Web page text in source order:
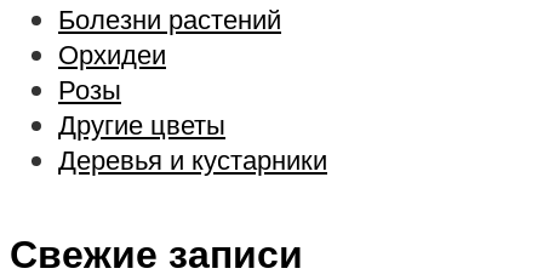
Болезни растений
Орхидеи
Розы
Другие цветы
Деревья и кустарники
Свежие записи